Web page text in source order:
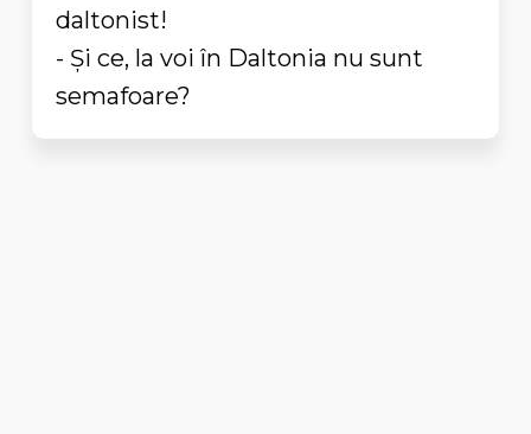
daltonist!
- Și ce, la voi în Daltonia nu sunt
semafoare?